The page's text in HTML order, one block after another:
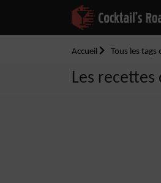
Accueil Tous les tags
Les